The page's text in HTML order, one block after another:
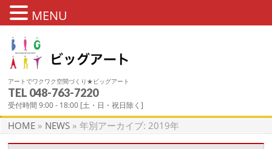
アートでワクワク空間づくり★ビッグアート
TEL 048-763-7220
受付時間 9:00 - 18:00 [土・日・祝日除く]
NEWS
HOME » NEWS » 年別アーカイブ: 2019年
MENU